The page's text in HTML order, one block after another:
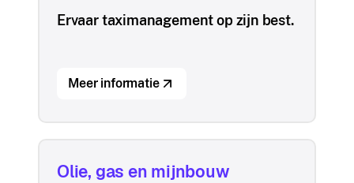
Ervaar taximanagement op zijn best.
Meer informatie
Olie, gas en mijnbouw